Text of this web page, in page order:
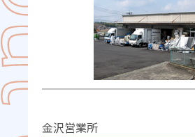
金沢営業所